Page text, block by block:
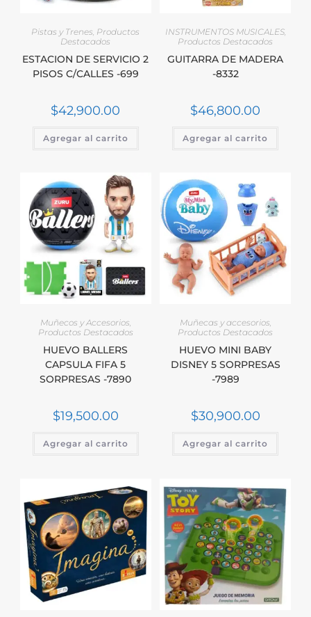
Pistas y Trenes Productos
Destacados
ESTACION DE SERVICIO 2
PISOS C/CALLES -699
$42,900.00
Agregar al carrito
INSTRUMENTOS MUSICALES,
Productos Destacados
GUITARRA DE MADERA
-8332
$46,800.00
Agregar al carrito
Muñecos y Accesorios,
Productos Destacados
HUEVO BALLERS
CAPSULA FIFA 5
SORPRESAS -7890
$19,500.00
Agregar al carrito
Muñecas y accesorios,
Productos Destacados
HUEVO MINI BABY
DISNEY 5 SORPRESAS
-7989
$30,900.00
Agregar al carrito